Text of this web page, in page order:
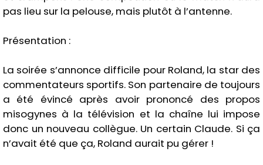
pas lieu sur la pelouse, mais plutôt à l’antenne.
Présentation :
La soirée s’annonce difficile pour Roland, la star des
commentateurs sportifs. Son partenaire de toujours
a été évincé après avoir prononcé des propos
misogynes à la télévision et la chaîne lui impose
donc un nouveau collègue. Un certain Claude. Si ça
n’avait été que ça, Roland aurait pu gérer !